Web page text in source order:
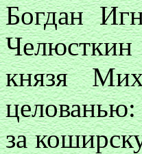
Богдан
князя
за